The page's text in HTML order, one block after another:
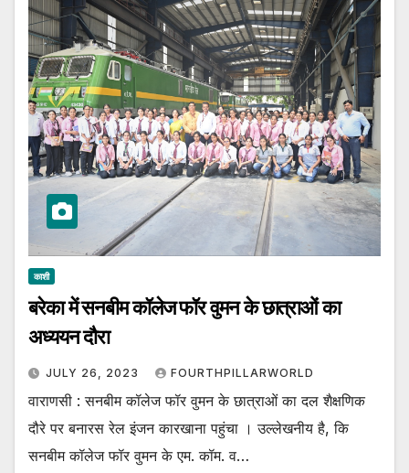
काशी
बरेका में सनबीम कॉलेज फॉर वुमन के छात्राओं का
अध्ययन दौरा
JULY 26, 2023 FOURTHPILLARWORLD
वाराणसी : सनबीम कॉलेज फॉर वुमन के छात्राओं का दल शैक्षणिक
दौरे पर बनारस रेल इंजन कारखाना पहुंचा । उल्लेखनीय है, कि
सनबीम कॉलेज फॉर वुमन के एम. कॉम. व…